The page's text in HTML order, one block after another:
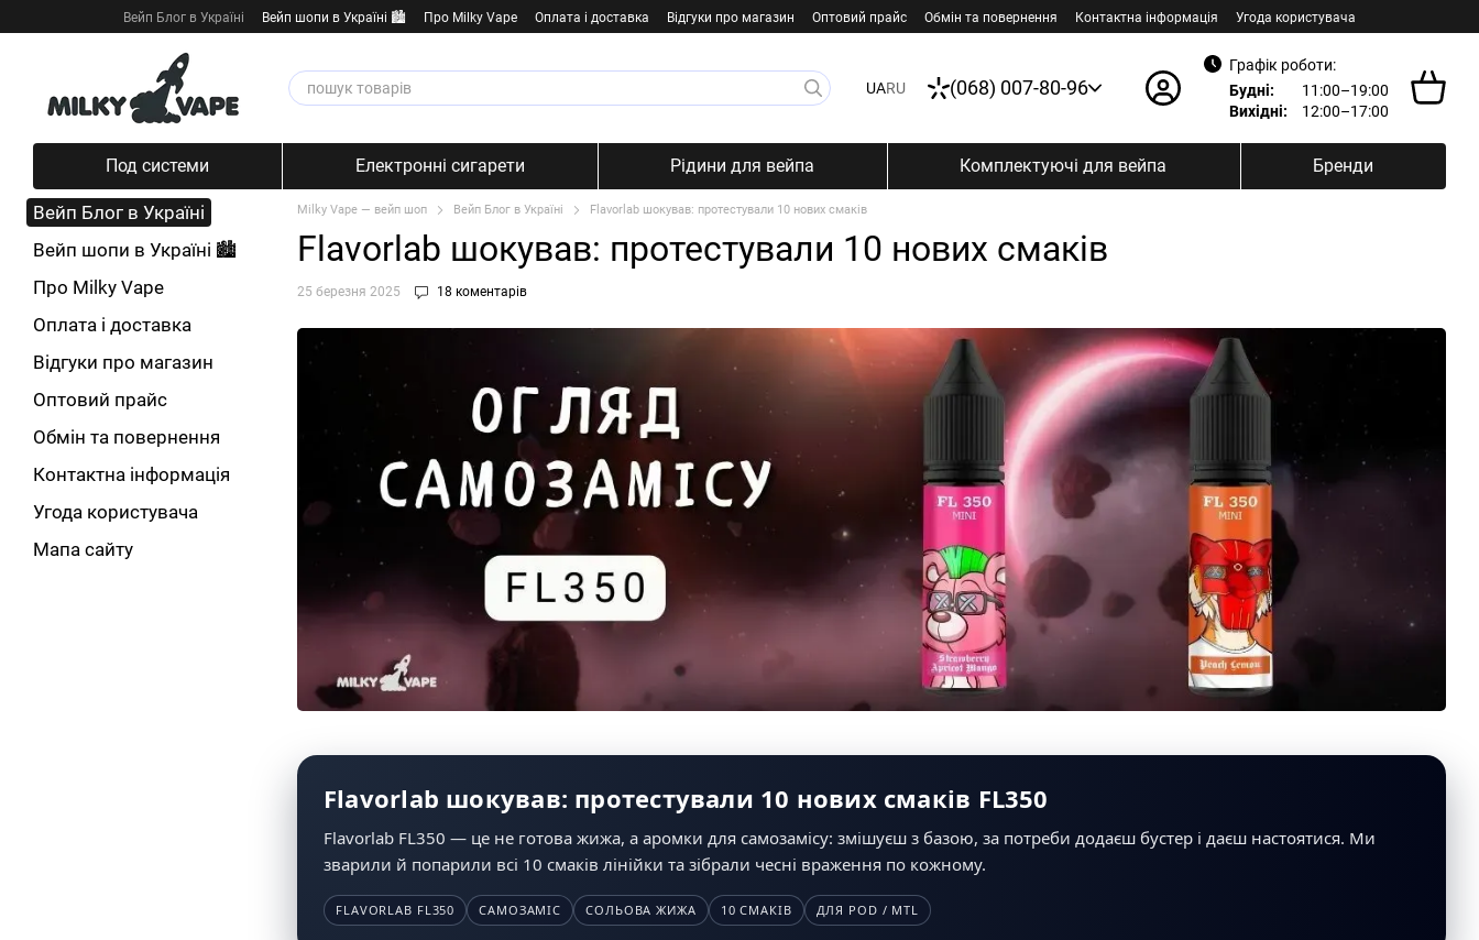
Перейти к основному контенту
Вейп Блог в Україні Вейп шопи в Україні 🏙️ Про Milky Vape Оплата і доставка Відгуки про магазин Оптовий прайс Обмін та повернення Контактна інформація Угода користувача
UARU (068) 007-80-96
Графік роботи:
Будні:
11:00–19:00
Вихідні:
12:00–17:00
Под системи Електронні сигарети Рідини для вейпа Комплектуючі для вейпа Бренди
Milky Vape — вейп шоп Вейп Блог в Україні Flavorlab шокував: протестували 10 нових смаків
Flavorlab шокував: протестували 10 нових смаків
25 березня 2025 18 коментарів
Flavorlab шокував: протестували 10 нових смаків FL350
Flavorlab FL350 — це не готова жижа, а аромки для самозамісу: змішуєш з базою, за потреби додаєш бустер і даєш настоятися. Ми
зварили й попарили всі 10 смаків лінійки та зібрали чесні враження по кожному.
FLAVORLAB FL350 САМОЗАМІС СОЛЬОВА ЖИЖА 10 СМАКІВ ДЛЯ POD / MTL
Вейп Блог в Україні
Вейп шопи в Україні 🏙️
Про Milky Vape
Оплата і доставка
Відгуки про магазин
Оптовий прайс
Обмін та повернення
Контактна інформація
Угода користувача
Мапа сайту